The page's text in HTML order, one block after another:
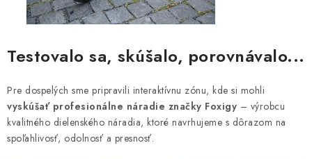
Testovalo sa, skúšalo, porovnávalo...
Pre dospelých sme pripravili interaktívnu zónu, kde si mohli
vyskúšať profesionálne náradie značky Foxigy – výrobcu
kvalitného dielenského náradia, ktoré navrhujeme s dôrazom na
spoľahlivosť, odolnosť a presnosť.